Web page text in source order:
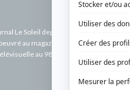
Le Soleil depuis 2001, Richard
au magazine TV Hebdo de 1996
au 98,5.